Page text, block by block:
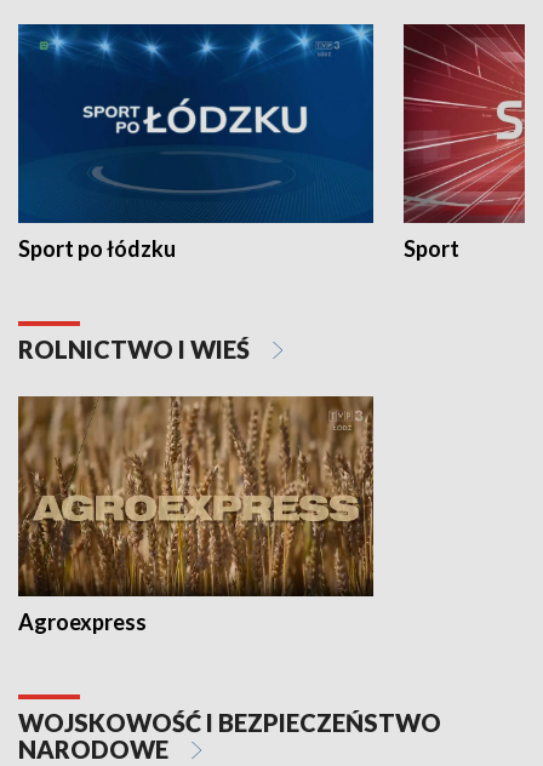
Sport po łódzku Sport
ROLNICTWO I WIEŚ
Agroexpress
WOJSKOWOŚĆ I BEZPIECZEŃSTWO
NARODOWE